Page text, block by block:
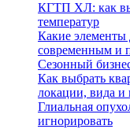
КГТП ХЛ: как
температур
Какие элементы
современным и
Сезонный
Как выбрать
локации, вида и
Глиальная
игнорировать